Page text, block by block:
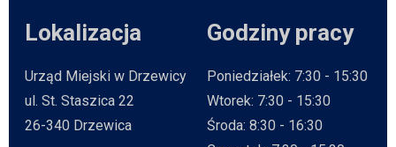
Lokalizacja
Urząd Miejski w Drzewicy
ul. St. Staszica 22
26-340 Drzewica
Godziny pracy
Poniedziałek: 7:30 - 15:30
Wtorek: 7:30 - 15:30
Środa: 8:30 - 16:30